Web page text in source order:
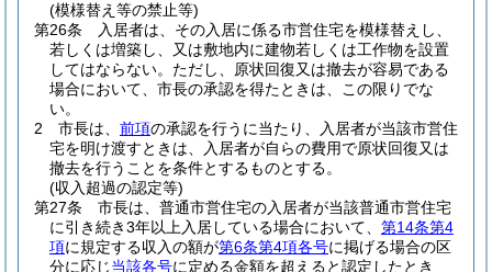
(模様替え等の禁止等)
第26条
入居者は、その入居に係る市営住宅を模様替えし、
若しくは増築し、又は敷地内に建物若しくは工作物を設置
してはならない。 ただし、原状回復又は撤去が容易である
場合において、市長の承認を得たときは、この限りでな
い。
2
市長は、 前項の承認を行うに当たり、入居者が当該市営住
宅を明け渡すときは、入居者が自らの費用で原状回復又は
撤去を行うことを条件とするものとする。
(収入超過の認定等)
第27条
市長は、普通市営住宅の入居者が当該普通市営住宅
に引き続き3年以上入居している場合において、 第14条第4
項に規定する収入の額が第6条第4項各号に掲げる場合の区
分に応じ当該各号に定める金額を超えると認定したとき